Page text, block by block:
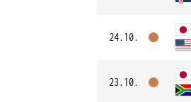
24.10.
23.10.